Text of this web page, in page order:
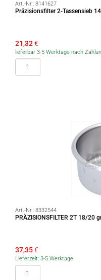
Art.-Nr.: 8141627
Präzisionsfilter 2-Tassensieb
21,32€
lieferbar 3-5 Werktage nach
Art.-Nr.: 8332544
PRÄZISIONSFILTER 2T 18/20
37,35€
Lieferzeit: 3-5 Werktage